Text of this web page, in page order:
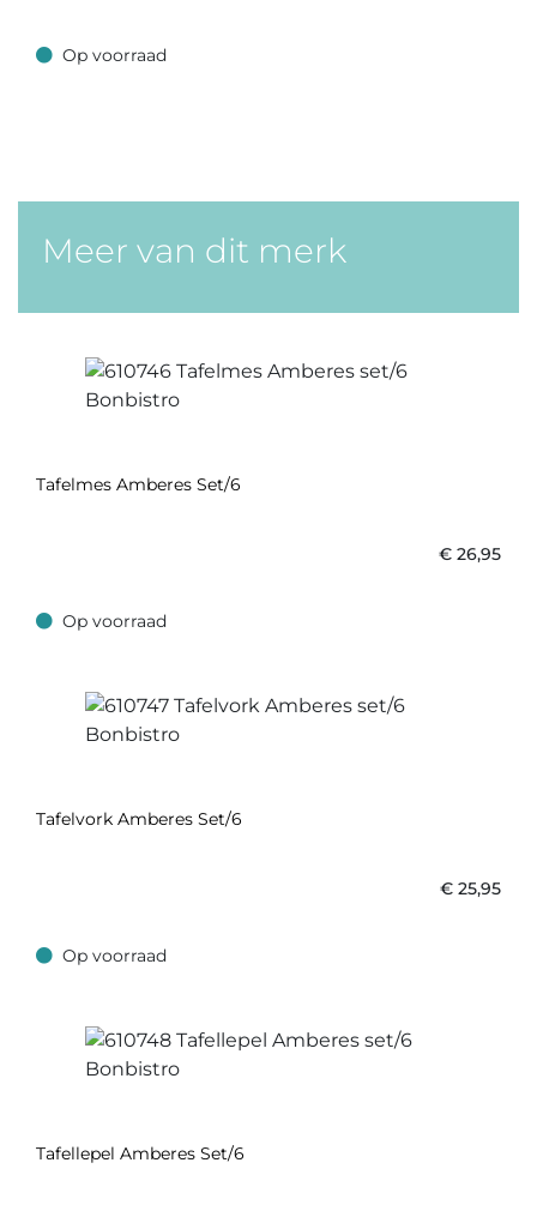
Op voorraad
Op voorraad
Meer van dit merk
Tafelmes Amberes Set/6
€ 26,95
Op voorraad
Op voorraad
Tafelvork Amberes Set/6
€ 25,95
Op voorraad
Op voorraad
Tafellepel Amberes Set/6